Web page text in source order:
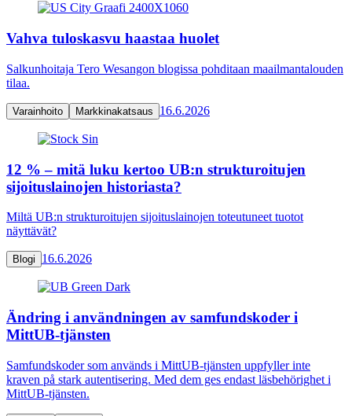
Vahva tuloskasvu haastaa huolet
Salkunhoitaja Tero Wesangon blogissa pohditaan maailmantalouden
tilaa.
Varainhoito Markkinakatsaus 16.6.2026
12 % – mitä luku kertoo UB:n strukturoitujen
sijoituslainojen historiasta?
Miltä UB:n strukturoitujen sijoituslainojen toteutuneet tuotot
näyttävät?
Blogi 16.6.2026
Ändring i användningen av samfundskoder i
MittUB-tjänsten
Samfundskoder som används i MittUB-tjänsten uppfyller inte
kraven på stark autentisering. Med dem ges endast läsbehörighet i
MittUB-tjänsten.